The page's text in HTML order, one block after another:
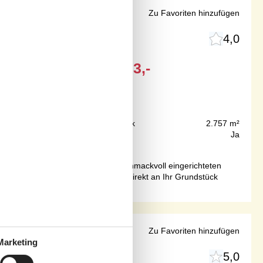
4,0
523,-
Grundstück
2.757 m²
Ja
wohnen als in diesem geschmackvoll eingerichteten
auf die Naturlandschaft, die direkt an Ihr Grundstück
Zu Favoriten hinzufügen
5,0
Zu Favoriten hinzufügen